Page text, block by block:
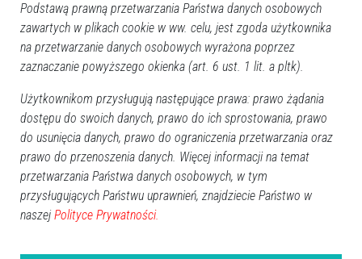
zobacz więcej zdjęć
Podstawą prawną przetwarzania Państwa danych osobowych
zawartych w plikach cookie w ww. celu, jest zgoda użytkownika
na przetwarzanie danych osobowych wyrażona poprzez
zaznaczanie powyższego okienka (art. 6 ust. 1 lit. a pltk).
Użytkownikom przysługują następujące prawa: prawo żądania
dostępu do swoich danych, prawo do ich sprostowania, prawo
do usunięcia danych, prawo do ograniczenia przetwarzania oraz
prawo do przenoszenia danych. Więcej informacji na temat
przetwarzania Państwa danych osobowych, w tym
przysługujących Państwu uprawnień, znajdziecie Państwo w
naszej Polityce Prywatności.